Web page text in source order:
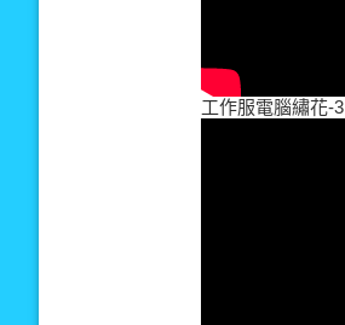
工作服電腦繡花-3